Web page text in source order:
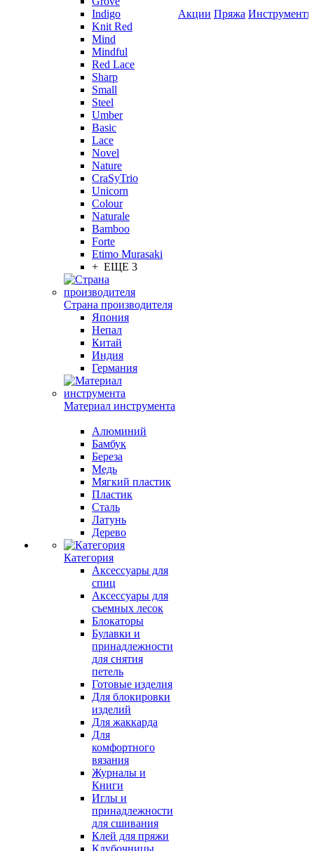
Indigo
Knit Red
Mind
Mindful
Red Lace
Sharp
Small
Steel
Umber
Basic
Lace
Novel
Nature
CraSyTrio
Unicorn
Colour
Naturale
Bamboo
Forte
Etimo Murasaki
+ ЕЩЕ 3
Страна производителя
Япония
Непал
Китай
Индия
Германия
Материал инструмента
Алюминий
Бамбук
Береза
Медь
Мягкий пластик
Пластик
Сталь
Латунь
Дерево
Категория
Аксессуары для
спиц
Аксессуары для
съемных лесок
Блокаторы
Булавки и
принадлежности
для снятия
петель
Готовые изделия
Для блокировки
изделий
Для жаккарда
Для
комфортного
вязания
Журналы и
Книги
Иглы и
принадлежности
для сшивания
Клей для пряжи
Клубочницы
Акции Пряжа Инструменты